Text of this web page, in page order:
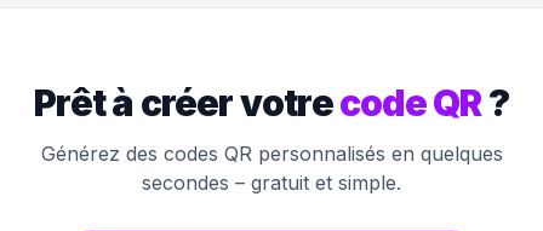
Prêt à créer votrecode QR?
Générez des codes QR personnalisés en quelques
secondes – gratuit et simple.